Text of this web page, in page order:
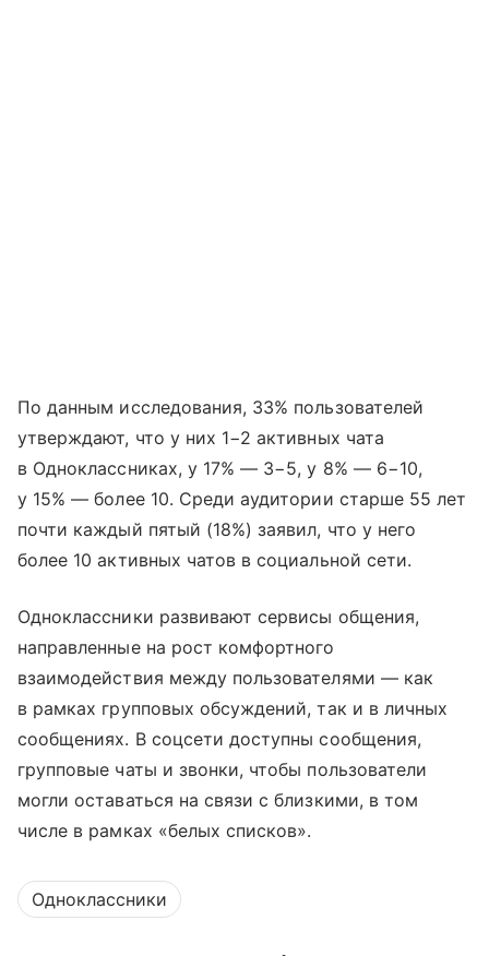
По данным исследования, 33% пользователей
утверждают, что у них 1−2 активных чата
в Одноклассниках, у 17% — 3−5, у 8% — 6−10,
у 15% — более 10. Среди аудитории старше 55 лет
почти каждый пятый (18%) заявил, что у него
более 10 активных чатов в социальной сети.
Одноклассники развивают сервисы общения,
направленные на рост комфортного
взаимодействия между пользователями — как
в рамках групповых обсуждений, так и в личных
сообщениях. В соцсети доступны сообщения,
групповые чаты и звонки, чтобы пользователи
могли оставаться на связи с близкими, в том
числе в рамках «белых списков».
Одноклассники